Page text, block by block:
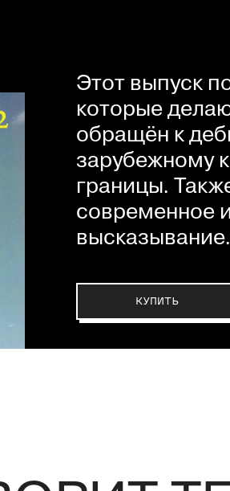
Этот выпуск
которые
обращён к
зарубежному
границы.
современное
высказывание.
КУПИТЬ